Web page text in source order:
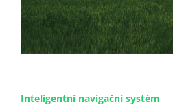
Inteligentní navigační systém